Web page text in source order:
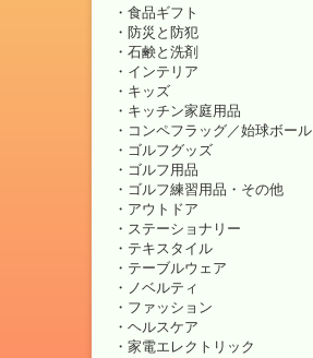
食品ギフト
防災と防犯
石鹸と洗剤
インテリア
キッズ
キッチン家庭用品
コンペフラッグ／始球ボール
ゴルフグッズ
ゴルフ用品
ゴルフ練習用品・その他
アウトドア
ステーショナリー
テキスタイル
テーブルウェア
ノベルティ
ファッション
ヘルスケア
家電エレクトリック